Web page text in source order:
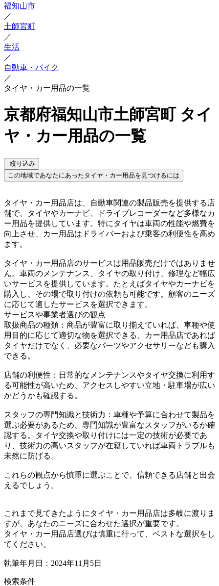
福知山市
／
土師宮町
／
生活
／
自動車・バイク
／
タイヤ・カー用品の一覧
京都府福知山市土師宮町 タイ
ヤ・カー用品の一覧
絞り込み
この地域であなたにあったタイヤ・カー用品を見つけるには
タイヤ・カー用品店は、自動車関連の製品販売を提供する店
舗で、タイヤやカーナビ、ドライブレコーダーなど多様なカ
ー用品を提供しています。特にタイヤは車両の性能や燃費を
向上させ、カー用品はドライバーおよび乗客の利便性を高め
ます。
タイヤ・カー用品店のサービスは用品販売だけではありませ
ん。車両のメンテナンス、タイヤの取り付け、修理など幅広
いサービスを提供しています。たとえばタイヤやカーナビを
購入し、その場で取り付けの依頼も可能です。顧客のニーズ
に応じて適したサービスを選択できます。
サービスや事業者選びの観点
取扱商品の種類：商品が豊富に取り揃えていれば、車種や使
用目的に応じて適切な物を選択できる。カー用品店であれば
タイヤだけでなく、必要なパーツやアクセサリーなども購入
できる。
店舗の利便性：日常的なメンテナンスやタイヤ交換に利用す
る可能性が高いため、アクセスしやすい立地・駐車場が広い
かどうかも確認する。
スタッフの専門知識と技術力：車種や予算に合わせて製品を
選ぶ必要があるため、専門知識が豊富なスタッフがいるか確
認する。タイヤ交換や取り付けには一定の技術が必要であ
り、技術力の高いスタッフが在籍していれば車両トラブルも
未然に防げる。
これらの観点から慎重に選ぶことで、信頼できる店舗と出会
えるでしょう。
これまで見てきたようにタイヤ・カー用品店は多岐に渡りま
すが、あなたのニーズに合わせた選択が重要です。
タイヤ・カー用品店選びは慎重に行って、ベストな選択をし
てください。
執筆年月日：2024年11月5日
検索条件